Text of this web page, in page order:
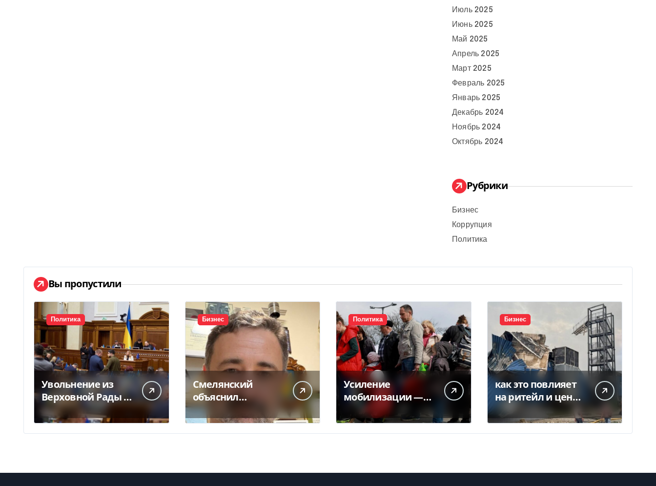
Июль 2025
Июнь 2025
Май 2025
Апрель 2025
Март 2025
Февраль 2025
Январь 2025
Декабрь 2024
Ноябрь 2024
Октябрь 2024
Рубрики
Бизнес
Коррупция
Политика
Вы пропустили
Политика
Увольнение из
Верховной Рады —
куда исчез 71
народный депутат
за семь лет
Бизнес
Смелянский
объяснил
конфликт
Укрпочты с НБУ из-
за платежек
Политика
Усиление
мобилизации —
кто из украинцев
потеряет право на
временную
Бизнес
как это повлияет
на ритейл и цены
— Delo.ua